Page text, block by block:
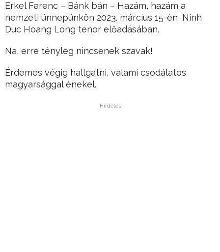
Erkel Ferenc – Bánk bán – Hazám, hazám a
nemzeti ünnepünkön 2023. március 15-én, Ninh
Duc Hoang Long tenor előadásában.
Na, erre tényleg nincsenek szavak!
Érdemes végig hallgatni, valami csodálatos
magyarsággal énekel.
Hirdetés